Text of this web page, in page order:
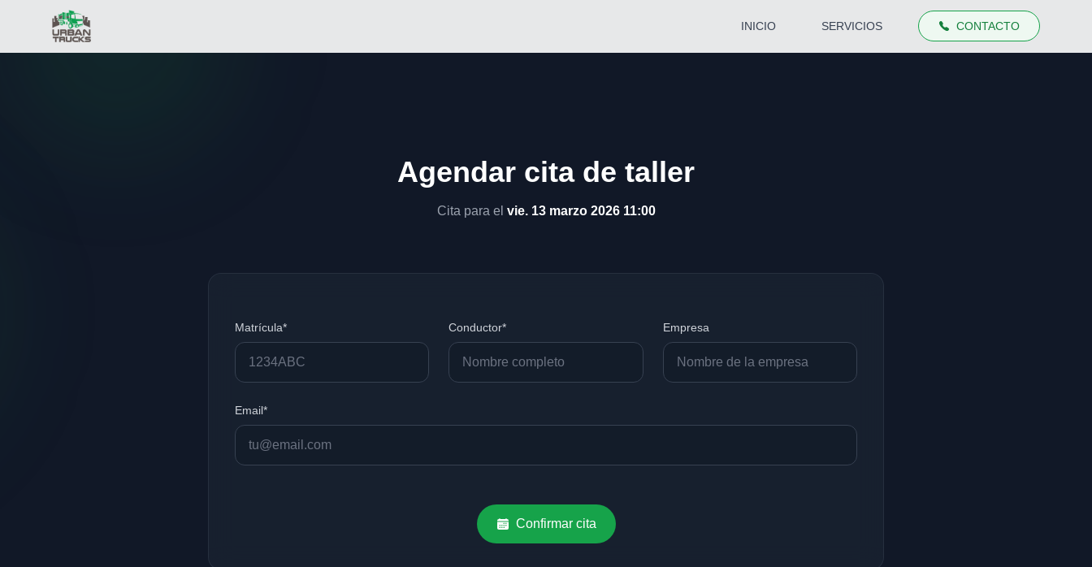
INICIO SERVICIOS CONTACTO
Agendar cita de taller
Cita para el vie. 13 marzo 2026 11:00
Matrícula* Conductor* Empresa
Email*
Confirmar cita